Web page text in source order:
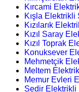
Kırcami
Kışla Elektrikli
Kızılarık
Kızıl Saray
Kızıl Toprak
Konuksever
Mehmetçik
Meltem
Memur Evleri
Sedir Elektrikli